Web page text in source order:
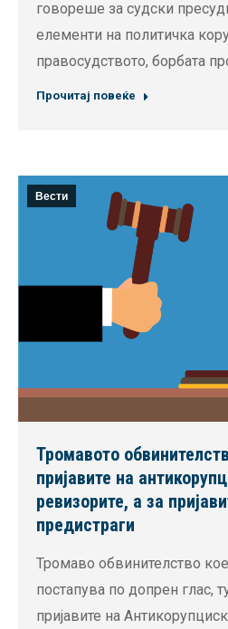
говореше за судски
елементи на политичка
правосудството, борбата
Прочитај повеќе
Вести
Тромавото
пријавите на
ревизорите, a за
предистраги
Тромаво обвинителство
постапува по допрен глас,
пријавите на